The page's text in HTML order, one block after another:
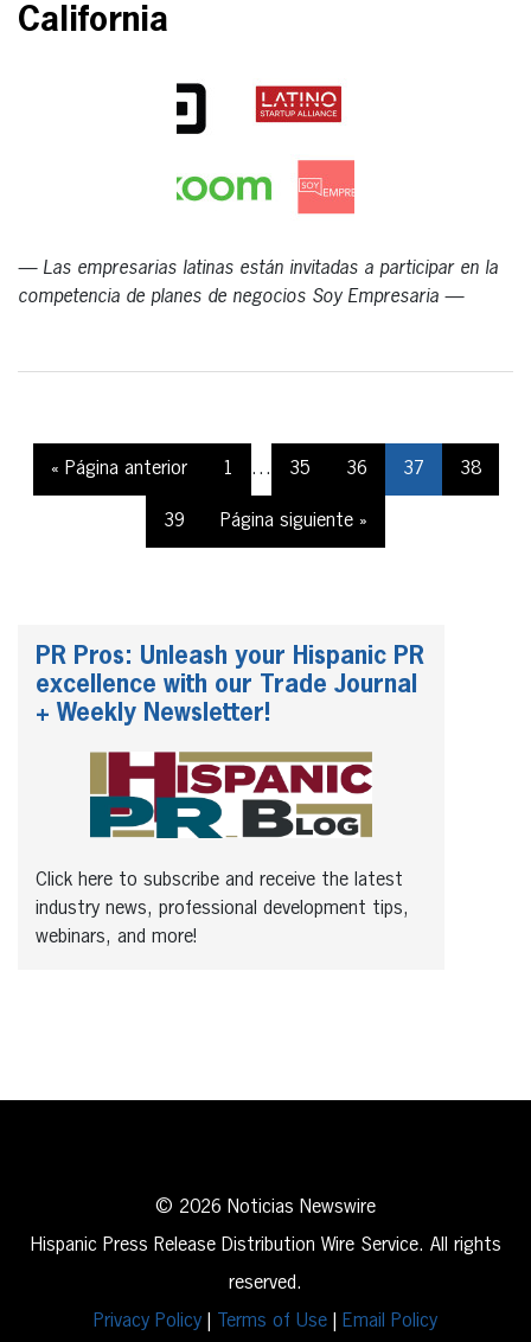
California
— Las empresarias latinas están invitadas a participar en la
competencia de planes de negocios Soy Empresaria —
« Página anterior 1 … 35 36 37 38
39 Página siguiente »
PR Pros: Unleash your Hispanic PR
excellence with our Trade Journal
+ Weekly Newsletter!
Click here to subscribe and receive the latest
industry news, professional development tips,
webinars, and more!
© 2026 Noticias Newswire
Hispanic Press Release Distribution Wire Service. All rights
reserved.
Privacy Policy
Terms of Use Email Policy